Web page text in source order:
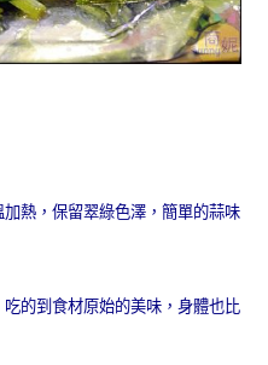
熱，保留翠綠色澤，簡單的蒜味
吃的到食材原始的美味，身體也比